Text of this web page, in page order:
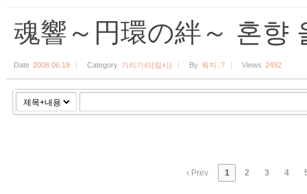
魂響～円環の絆～ 혼향
Date 2008.06.19 Category 기리기리(임시) By 뭐지..? Views 2492
Prev 1 2 3 4